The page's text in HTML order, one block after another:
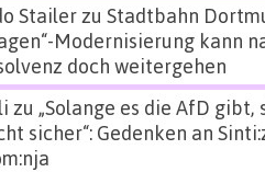
Stailerzu Stadtbahn
Modernisierung kann
doch weitergehen
zu „Solange es die AfD gibt,
sicher“: Gedenken an